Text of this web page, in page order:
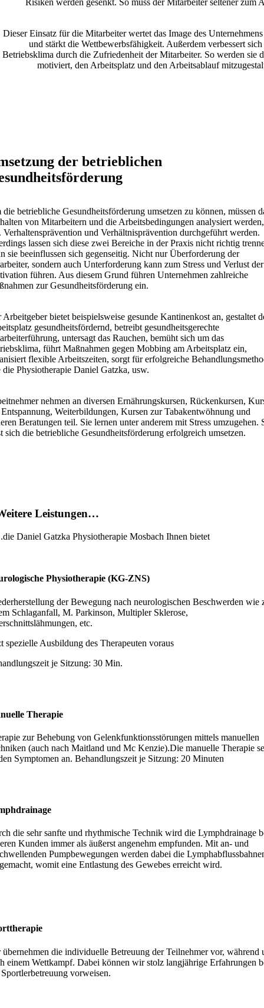
Dieser Einsatz für die Mitarbeiter wertet das Image des
und stärkt die Wettbewerbsfähigkeit. Außerdem verbessert sich
Betriebsklima durch die Zufriedenheit der Mitarbeiter. So werden sie
motiviert, den Arbeitsplatz und den Arbeitsablauf
der betrieblichen
die betriebliche Gesundheitsförderung umsetzen zu können, müssen
von Mitarbeitern und die Arbeitsbedingungen analysiert werden,
Verhaltensprävention und Verhältnisprävention durchgeführt werden.
lassen sich diese zwei Bereiche in der Praxis nicht richtig
sie beeinflussen sich gegenseitig. Nicht nur Überforderung der
sondern auch Unterforderung kann zum Stress und Verlust der
führen. Aus diesem Grund führen Unternehmen zahlreiche
zur Gesundheitsförderung ein.
Arbeitgeber bietet beispielsweise gesunde Kantinenkost an, gestaltet
gesundheitsfördernd, betreibt gesundheitsgerechte
untersagt das Rauchen, bemüht sich um das
führt Maßnahmen gegen Mobbing am Arbeitsplatz ein,
flexible Arbeitszeiten, sorgt für erfolgreiche
die Physiotherapie Daniel Gatzka, usw.
nehmen an diversen Ernährungskursen, Rückenkursen,
Weiterbildungen, Kursen zur Tabakentwöhnung und
Beratungen teil. Sie lernen unter anderem mit Stress umzugehen.
sich die betriebliche Gesundheitsförderung erfolgreich umsetzen.
Leistungen…
Daniel Gatzka Physiotherapie Mosbach Ihnen bietet
Physiotherapie (KG-ZNS)
der Bewegung nach neurologischen Beschwerden wie
Schlaganfall, M. Parkinson, Multipler Sklerose,
etc.
spezielle Ausbildung des Therapeuten voraus
je Sitzung: 30 Min.
Therapie
zur Behebung von Gelenkfunktionsstörungen mittels manuellen
(auch nach Maitland und Mc Kenzie).Die manuelle Therapie
Symptomen an. Behandlungszeit je Sitzung: 20 Minuten
die sehr sanfte und rhythmische Technik wird die Lymphdrainage
Kunden immer als äußerst angenehm empfunden. Mit an- und
Pumpbewegungen werden dabei die
womit eine Entlastung des Gewebes erreicht wird.
übernehmen die individuelle Betreuung der Teilnehmer vor, während
einem Wettkampf. Dabei können wir stolz langjährige Erfahrungen
vorweisen.